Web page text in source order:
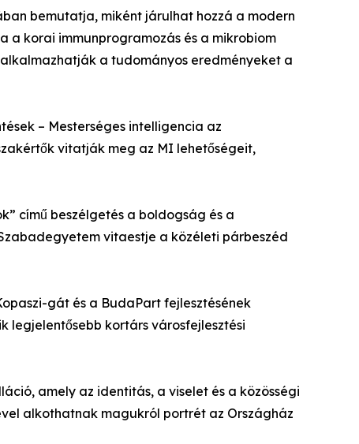
bemutatja, miként járulhat hozzá a modern
a korai immunprogramozás és a mikrobiom
a tudományos eredményeket a
– Mesterséges intelligencia az
vitatják meg az MI lehetőségeit,
című beszélgetés a boldogság és a
vitaestje a közéleti párbeszéd
gát és a BudaPart fejlesztésének
legjelentősebb kortárs városfejlesztési
amely az identitás, a viselet és a közösségi
alkothatnak magukról portrét az Országház